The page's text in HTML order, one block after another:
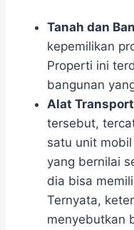
Tanah dan
kepemilikan
Properti ini
bangunan
Alat
tersebut,
satu unit
yang bernilai
dia bisa
Ternyata,
menyebutkan